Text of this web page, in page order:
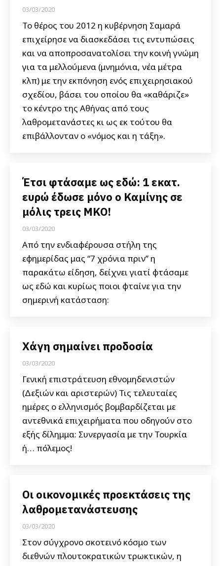
03/03/2020
Το θέρος του 2012 η κυβέρνηση Σαμαρά
επιχείρησε να διασκεδάσει τις εντυπώσεις
και να αποπροσανατολίσει την κοινή γνώμη
για τα μελλούμενα (μνημόνια, νέα μέτρα
κλπ) με την εκπόνηση ενός επιχειρησιακού
σχεδίου, βάσει του οποίου θα «καθάριζε»
το κέντρο της Αθήνας από τους
λαθρομετανάστες κι ως εκ τούτου θα
επιβάλλονταν ο «νόμος και η τάξη».
Έτσι φτάσαμε ως εδώ: 1 εκατ.
ευρώ έδωσε μόνο ο Καμίνης σε
μόλις τρεις ΜΚΟ!
03/03/2020
Από την ενδιαφέρουσα στήλη της
εφημερίδας μας “7 χρόνια πριν” η
παρακάτω είδηση, δείχνει γιατί φτάσαμε
ως εδώ και κυρίως ποιοι φταίνε για την
σημερινή κατάσταση:
Χάγη σημαίνει προδοσία
03/03/2020
Γενική επιστράτευση εθνομηδενιστών
(Δεξιών και αριστερών) Τις τελευταίες
ημέρες ο ελληνισμός βομβαρδίζεται με
αντεθνικά επιχειρήματα που οδηγούν στο
εξής δίλημμα: Συνεργασία με την Τουρκία
ή… πόλεμος!
Οι οικονομικές προεκτάσεις της
λαθρομετανάστευσης
03/03/2020
Στον σύγχρονο σκοτεινό κόσμο των
διεθνών πλουτοκρατικών τρωκτικών, η